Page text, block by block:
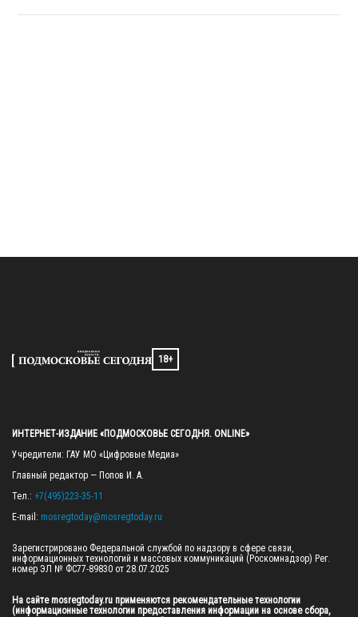
18+
ИНТЕРНЕТ-ИЗДАНИЕ «ПОДМОСКОВЬЕ СЕГОДНЯ. ONLINE»
Учредители: ГАУ МО «Цифровые Медиа»
Главный редактор — Попов И. А.
Тел.: +7(495)223-35-11
E-mail: mosregtoday@mosregtoday.ru
Зарегистрировано Федеральной службой по надзору в сфере связи,
информационных технологий и массовых коммуникаций (Роскомнадзор) Рег.
номер ЭЛ № ФС77-89830 от 28.07.2025
На сайте mosregtoday.ru применяются рекомендательные технологии
(информационные технологии предоставления информации на основе сбора,